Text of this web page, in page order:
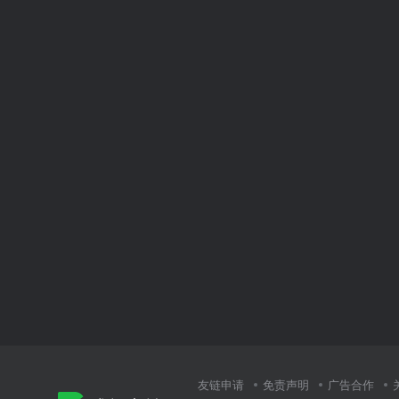
友链申请 免责声明 广告合作